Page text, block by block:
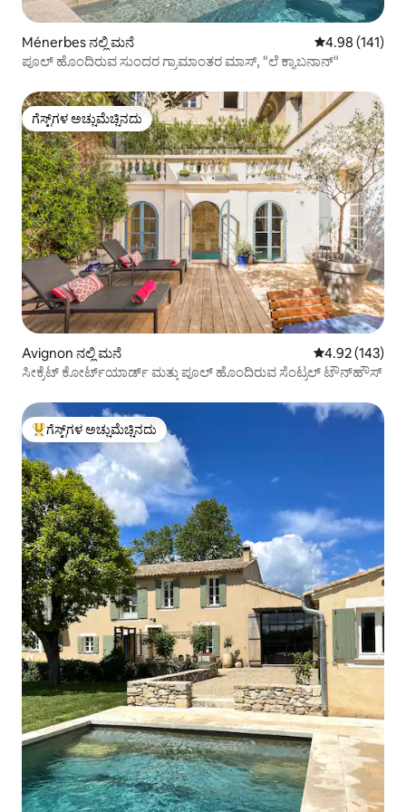
Ménerbes ನಲ್ಲಿ ಮನೆ 5 ರಲ್ಲಿ 4.98
4.98 (141)
ಪೂಲ್ ಹೊಂದಿರುವ ಸುಂದರ ಗ್ರಾಮಾಂತರ ಮಾಸ್, "ಲೆ ಕ್ಯಾಬನಾನ್"
ಗೆಸ್ಟ್‌ಗಳ ಅಚ್ಚುಮೆಚ್ಚಿನದು
ಗೆಸ್ಟ್‌ಗಳ ಅಚ್ಚುಮೆಚ್ಚಿನದು
Avignon ನಲ್ಲಿ ಮನೆ 5 ರಲ್ಲಿ 4.92
4.92 (143)
ಸೀಕ್ರೆಟ್ ಕೋರ್ಟ್‌ಯಾರ್ಡ್ ಮತ್ತು ಪೂಲ್ ಹೊಂದಿರುವ ಸೆಂಟ್ರಲ್ ಟೌನ್‌ಹೌಸ್
ಗೆಸ್ಟ್‌ಗಳಿಗೆ ಅತಿ ಹೆಚ್ಚು ಅಚ್ಚುಮೆಚ್ಚಿನದು
ಗೆಸ್ಟ್‌ಗಳ ಅಚ್ಚುಮೆಚ್ಚಿನದು